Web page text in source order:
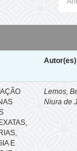
Autor(es)
E
Lemos,
Niura de